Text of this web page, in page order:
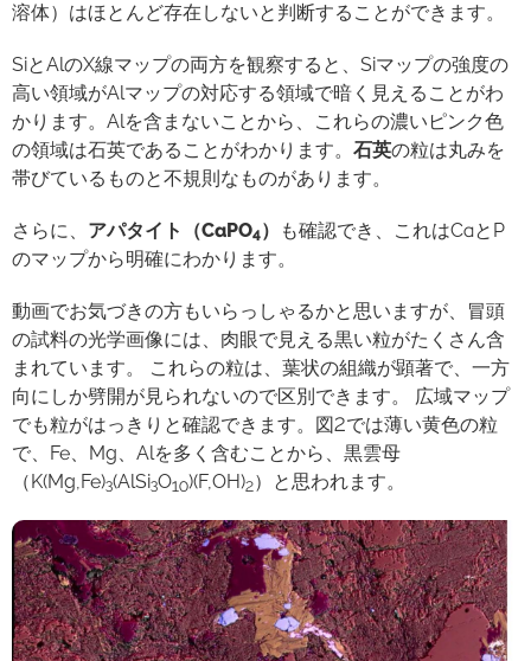
溶体）はほとんど存在しないと判断することができます。
SiとAlのX線マップの両方を観察すると、Siマップの強度の
高い領域がAlマップの対応する領域で暗く見えることがわ
かります。Alを含まないことから、これらの濃いピンク色
の領域は石英であることがわかります。 石英の粒は丸みを
帯びているものと不規則なものがあります。
さらに、 アパタイト（CaPO4）
も確認でき、これはCaとP
のマップから明確にわかります。
動画でお気づきの方もいらっしゃるかと思いますが、冒頭
の試料の光学画像には、肉眼で見える黒い粒がたくさん含
まれています。 これらの粒は、葉状の組織が顕著で、一方
向にしか劈開が見られないので区別できます。 広域マップ
でも粒がはっきりと確認できます。図2では薄い黄色の粒
で、Fe、Mg、Alを多く含むことから、黒雲母
（K(Mg,Fe)3(AlSi3O10)(F,OH)2）と思われます。